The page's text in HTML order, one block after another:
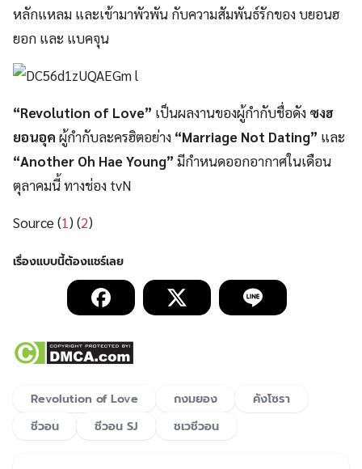
หลักแหลม และเข้ามาพัวพัน กับความสัมพันธ์รักของ บยอนฮ
ยอก และ แบคจุน
“Revolution of Love” เป็นผลงานของผู้กำกับชื่อดัง ซงฮ
ยอนอุค ผู้กำกับละครฮิตอย่าง “Marriage Not Dating” และ
“Another Oh Hae Young” มีกำหนดออกอากาศในเดือน
ตุลาคมนี้ ทางช่อง tvN
Source (1) (2)
Revolution of Love กงมยอง
คังโซรา
ชีวอน
ชีวอน SJ ชเวชีวอน